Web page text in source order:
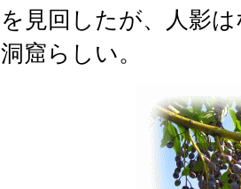
を見回したが、人影
洞窟らしい。